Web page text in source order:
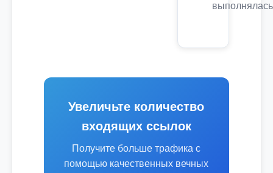
выполнялась
Увеличьте количество
входящих ссылок
Получите больше трафика с
помощью качественных вечных